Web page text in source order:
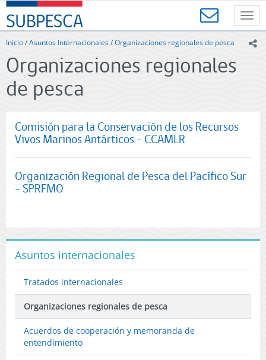
Contenido
principal
SUBPESCA
-
Subsecretaría
Pesca
y
Acuicultura
-
de
Chile
Inicio/Asuntos Internacionales/Organizaciones regionales de pesca
Organizaciones regionales
de pesca
Comisión para la Conservación de los Recursos
Vivos Marinos Antárticos - CCAMLR
Organización Regional de Pesca del Pacífico Sur
- SPRFMO
Asuntos internacionales
Tratados internacionales
Organizaciones regionales de pesca
Acuerdos de cooperación y memoranda de
entendimiento